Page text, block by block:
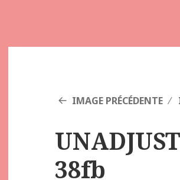
IMAGE PRÉCÉDENTE
38fb